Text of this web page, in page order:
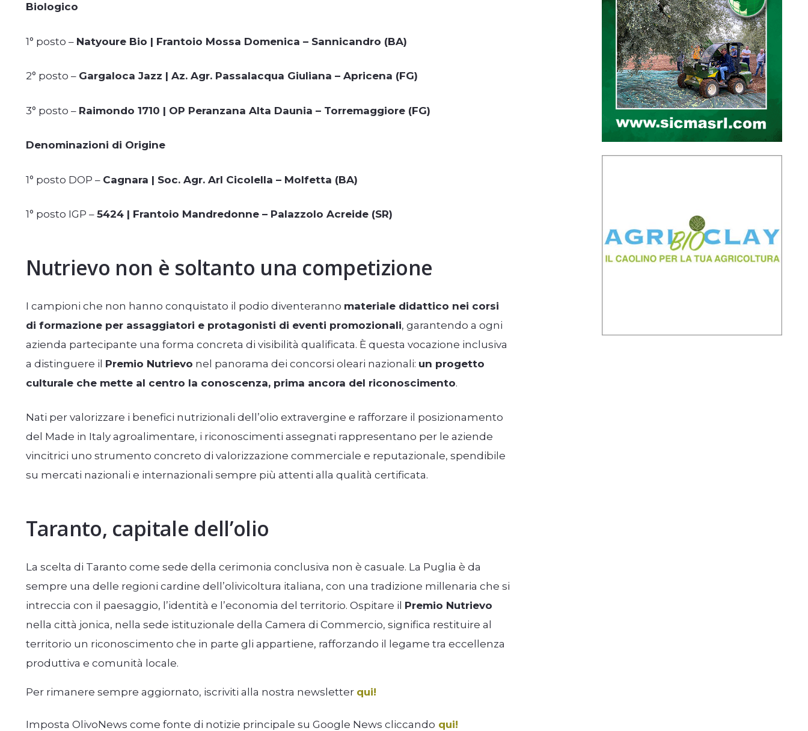
Biologico
1° posto – Natyoure Bio | Frantoio Mossa Domenica – Sannicandro (BA)
2° posto – Gargaloca Jazz | Az. Agr. Passalacqua Giuliana – Apricena (FG)
3° posto – Raimondo 1710 | OP Peranzana Alta Daunia – Torremaggiore (FG)
Denominazioni di Origine
1° posto DOP – Cagnara | Soc. Agr. Arl Cicolella – Molfetta (BA)
1° posto IGP – 5424 | Frantoio Mandredonne – Palazzolo Acreide (SR)
Nutrievo non è soltanto una competizione
I campioni che non hanno conquistato il podio diventeranno materiale didattico nei corsi
di formazione per assaggiatori e protagonisti di eventi promozionali, garantendo a ogni
azienda partecipante una forma concreta di visibilità qualificata. È questa vocazione inclusiva
a distinguere il Premio Nutrievo nel panorama dei concorsi oleari nazionali: un progetto
culturale che mette al centro la conoscenza, prima ancora del riconoscimento.
Nati per valorizzare i benefici nutrizionali dell’olio extravergine e rafforzare il posizionamento
del Made in Italy agroalimentare, i riconoscimenti assegnati rappresentano per le aziende
vincitrici uno strumento concreto di valorizzazione commerciale e reputazionale, spendibile
su mercati nazionali e internazionali sempre più attenti alla qualità certificata.
Taranto, capitale dell’olio
La scelta di Taranto come sede della cerimonia conclusiva non è casuale. La Puglia è da
sempre una delle regioni cardine dell’olivicoltura italiana, con una tradizione millenaria che si
intreccia con il paesaggio, l’identità e l’economia del territorio. Ospitare il Premio Nutrievo
nella città jonica, nella sede istituzionale della Camera di Commercio, significa restituire al
territorio un riconoscimento che in parte gli appartiene, rafforzando il legame tra eccellenza
produttiva e comunità locale.
Per rimanere sempre aggiornato, iscriviti alla nostra newsletter qui!
Imposta OlivoNews come fonte di notizie principale su Google News cliccando qui!